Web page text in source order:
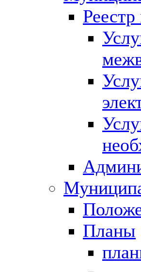
Планы